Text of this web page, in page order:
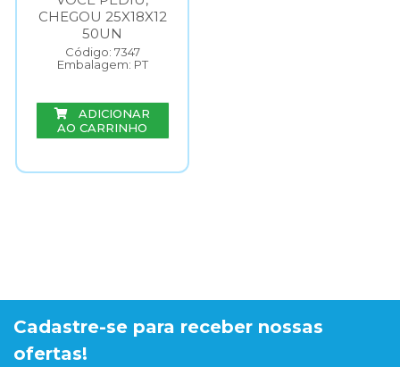
CHEGOU 25X18X12
50UN
Código: 7347
Embalagem: PT
ADICIONAR
AO CARRINHO
Cadastre-se para receber nossas
ofertas!